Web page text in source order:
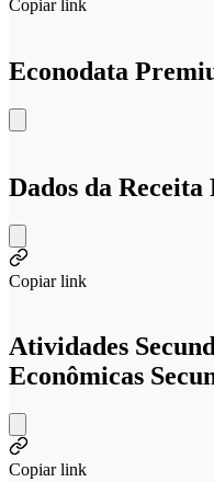
Copiar link
Econodata
Dados da Receita
Copiar link
Atividades
Econômicas
Copiar link